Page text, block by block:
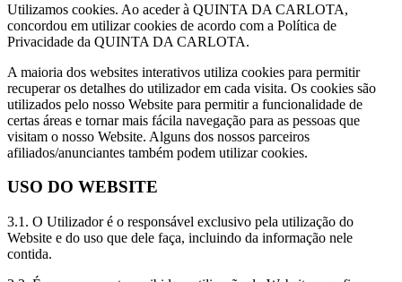
Utilizamos cookies. Ao aceder à QUINTA DA CARLOTA,
concordou em utilizar cookies de acordo com a Política de
Privacidade da QUINTA DA CARLOTA.
A maioria dos websites interativos utiliza cookies para permitir
recuperar os detalhes do utilizador em cada visita. Os cookies são
utilizados pelo nosso Website para permitir a funcionalidade de
certas áreas e tornar mais fácila navegação para as pessoas que
visitam o nosso Website. Alguns dos nossos parceiros
afiliados/anunciantes também podem utilizar cookies.
USO DO WEBSITE
3.1. O Utilizador é o responsável exclusivo pela utilização do
Website e do uso que dele faça, incluindo da informação nele
contida.